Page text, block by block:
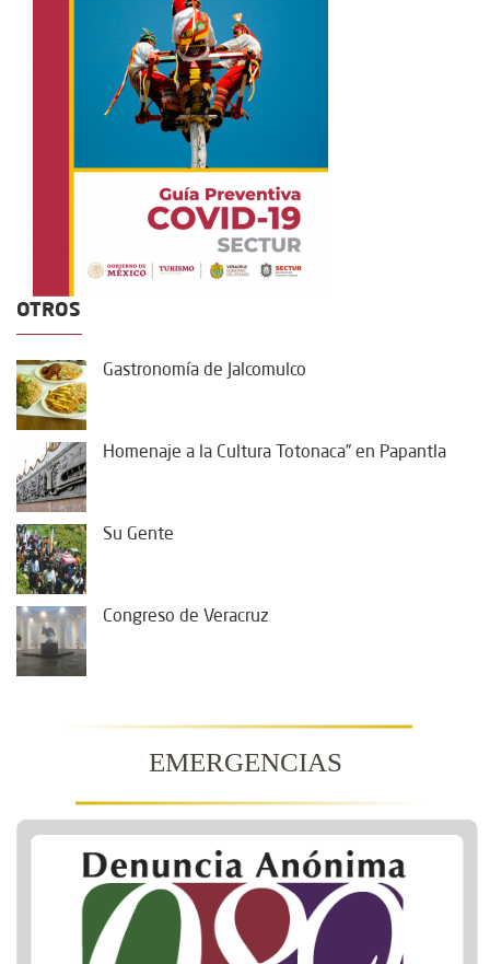
OTROS
Gastronomía de Jalcomulco
Homenaje a la Cultura Totonaca” en Papantla
Su Gente
Congreso de Veracruz
EMERGENCIAS